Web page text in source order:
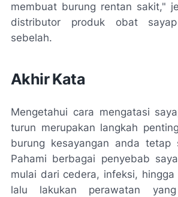
membuat burung rentan sakit,"
distributor produk obat
sebelah.
Akhir Kata
Mengetahui cara mengatasi
turun merupakan langkah
burung kesayangan anda tetap
Pahami berbagai penyebab
mulai dari cedera, infeksi, hingga
lalu lakukan perawatan